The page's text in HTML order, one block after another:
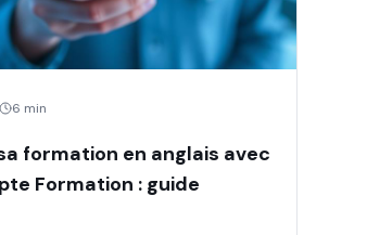
6 min
formation en anglais avec
Formation : guide